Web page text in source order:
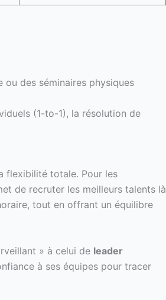
ou des séminaires physiques
(1-to-1), la résolution de
flexibilité totale. Pour les
de recruter les meilleurs talents là
tout en offrant un équilibre
» à celui de leader
à ses équipes pour tracer